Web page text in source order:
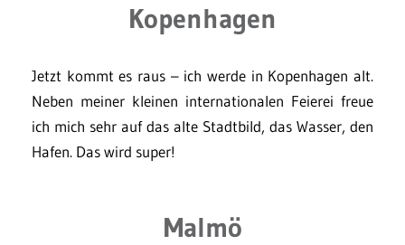
Kopenhagen
Jetzt kommt es raus – ich werde in Kopenhagen alt.
Neben meiner kleinen internationalen Feierei freue
ich mich sehr auf das alte Stadtbild, das Wasser, den
Hafen. Das wird super!
Malmö